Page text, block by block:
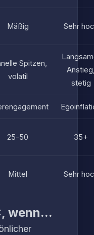
Mäßig Sehr
Spitzen,
volatil
stetig
25–50 35+
Mittel Sehr
wenn...